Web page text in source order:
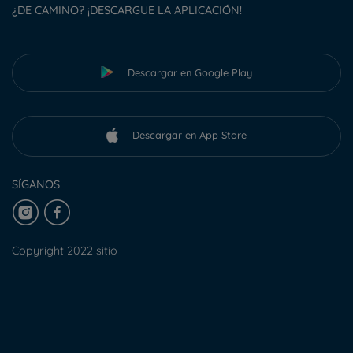
¿DE CAMINO? ¡DESCARGUE LA APLICACIÓN!
Descargar en Google Play
Descargar en App Store
SÍGANOS
Copyright 2022 sitio